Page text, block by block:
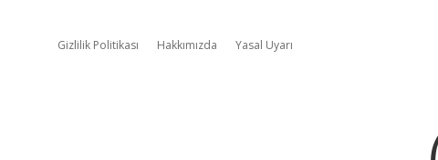
Gizlilik Politikası Hakkımızda Yasal Uyarı